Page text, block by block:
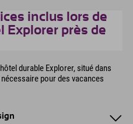
inclus lors de
Explorer près de
durable Explorer, situé dans
pour des vacances